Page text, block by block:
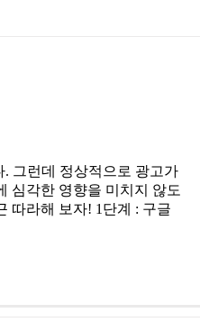
. 그런데 정상적으로 광고가
심각한 영향을 미치지 않도
따라해 보자! 1단계 : 구글